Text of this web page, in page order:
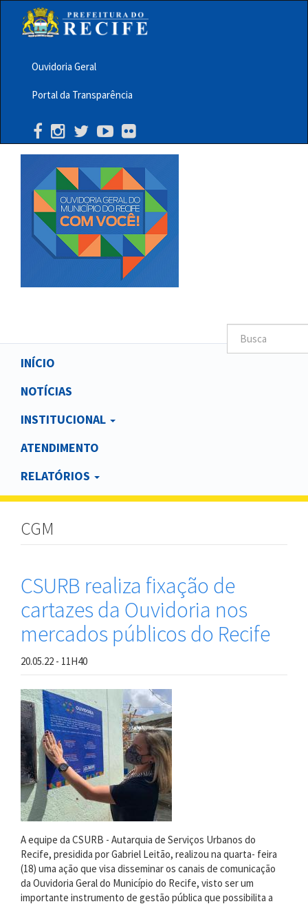
principalMenu
Barra
Topo
PCR
Ouvidoria Geral
Portal da Transparência
Main
navigation
INÍCIO
NOTÍCIAS
INSTITUCIONAL
ATENDIMENTO
RELATÓRIOS
CGM
CSURB realiza fixação de
cartazes da Ouvidoria nos
mercados públicos do Recife
20.05.22 - 11H40
A equipe da CSURB - Autarquia de Serviços Urbanos do
Recife, presidida por Gabriel Leitão, realizou na quarta- feira
(18) uma ação que visa disseminar os canais de comunicação
da Ouvidoria Geral do Município do Recife, visto ser um
importante instrumento de gestão pública que possibilita a